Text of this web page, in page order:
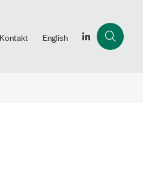
Kontakt English